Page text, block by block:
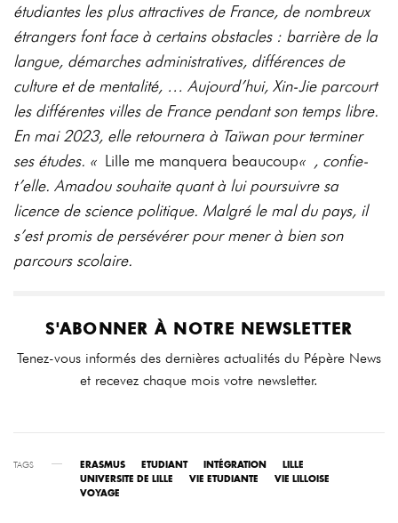
étudiantes les plus attractives de France, de nombreux
étrangers font face à certains obstacles : barrière de la
langue, démarches administratives, différences de
culture et de mentalité, … Aujourd’hui, Xin-Jie parcourt
les différentes villes de France pendant son temps libre.
En mai 2023, elle retournera à Taïwan pour terminer
ses études. « Lille me manquera beaucoup« , confie-
t’elle. Amadou souhaite quant à lui poursuivre sa
licence de science politique. Malgré le mal du pays, il
s’est promis de persévérer pour mener à bien son
parcours scolaire.
S'ABONNER À NOTRE NEWSLETTER
Tenez-vous informés des dernières actualités du Pépère News
et recevez chaque mois votre newsletter.
TAGS ERASMUS ETUDIANT INTÉGRATION
LILLE
UNIVERSITE DE LILLE
VIE ETUDIANTE
VIE LILLOISE
VOYAGE